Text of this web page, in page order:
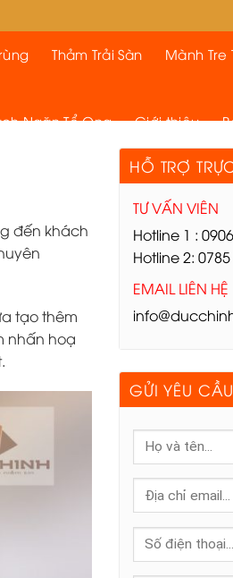
Thảm Trải Sàn Mành Tre
Ngăn Tổ Ong Giới thiệu
đến khách
tạo thêm
nhấn hoạ
HỖ TRỢ
TƯ VẤN VIÊN
Hotline 1 :
Hotline 2:
EMAIL LIÊN HỆ
GỬI YÊU